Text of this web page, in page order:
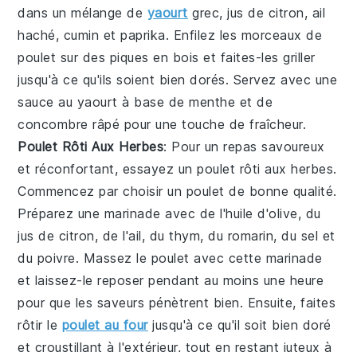
dans un mélange de yaourt grec,jus de citron, ail
haché, cumin etpaprika. Enfilez les morceaux de
poulet sur des piques en bois et faites-les griller
jusqu'à ce qu'ils soient bien dorés. Servez avec une
sauce au yaourt à base dementhe et de
concombre râpé pour une touche de fraîcheur.
Poulet Rôti Aux Herbes: Pour un repas savoureux
et réconfortant, essayez unpoulet rôti aux herbes.
Commencez par choisir un poulet de bonne qualité.
Préparez une marinade avec de l'huile d'olive, du
jus de citron, de l'ail, du thym, du romarin, du sel et
du poivre. Massez le poulet avec cette marinade
et laissez-le reposer pendant au moins une heure
pour que les saveurs pénètrent bien. Ensuite, faites
rôtir le poulet au fourjusqu'à ce qu'il soit bien doré
et croustillant à l'extérieur, tout en restant juteux à